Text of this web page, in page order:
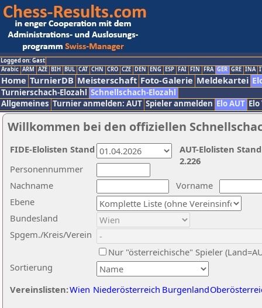
Logged on: Gast
Arabic ARM AZE BIH BUL CAT CHN CRO CZE DEN ENG ESP FAI FIN FRA GER GRE INA
Home TurnierDB Meisterschaft Foto-Galerie Meldekartei
Turnierschach-Elozahl Schnellschach-Elozahl
Allgemeines Turnier anmelden: AUT Spieler anmelden Elo AUT
Willkommen bei den offiziellen
Nachname
Vorname
Ebene
Sortierung
Personennummer
Bundesland
Spgem./Kreis/Verein
Nur "österreichische" Spieler
Vereinslisten:Wien Niederösterreich Burgenland
AUT-Elolisten
2.226
FIDE-Elolisten Stand